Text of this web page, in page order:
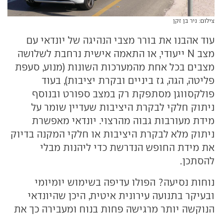
צילום: ניר בן זקן
עוד אהבנו את בורר מצבי הנהיגה של יונדאי עם
מצב N ייעודי, או התאמה אישית נרחבת לשלושה
מצבים בכל אחת מהמערכות השונות (מנוע, סעפת
פליטה, הגה, גז ביניים ובקרת יציבות), בעוד
פולקסווגן מסתפקת רק במצב ספורט ובנוסף
ניתוק חלקי לבקרת היציבות שעדיין שומר על
מידת מעורבות גבוה מהרצוי. יונדאי מאפשרת
ניתוק מלא לבקרת היציבות או חלקי המקנה בדיוק
את מידת החופש הנדרשת כדי ליהנות מבלי
להסתכן.
נוחות נסיעה? הפולו עדיפה בשימוש יומיומי
ובעיקר בתנועה עירונית איטית, היכן שהיונדאי
הנוקשה יותר מרגישה פחות בנוח ומעבירה כך את